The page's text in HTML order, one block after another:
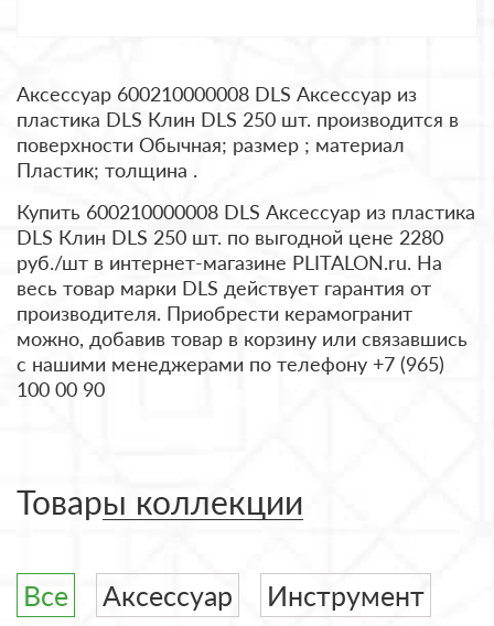
Аксессуар 600210000008 DLS Аксессуар из
пластика DLS Клин DLS 250 шт. производится в
поверхности Обычная; размер ; материал
Пластик; толщина .
Купить 600210000008 DLS Аксессуар из пластика
DLS Клин DLS 250 шт. по выгодной цене 2280
руб./шт в интернет-магазине PLITALON.ru. На
весь товар марки DLS действует гарантия от
производителя. Приобрести керамогранит
можно, добавив товар в корзину или связавшись
с нашими менеджерами по телефону +7 (965)
100 00 90
Товары коллекции
Все Аксессуар Инструмент